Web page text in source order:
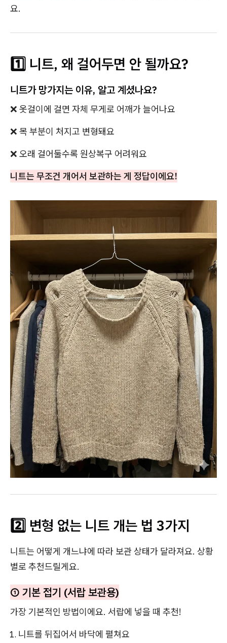
요.
1️⃣ 니트, 왜 걸어두면 안 될까요?
니트가 망가지는 이유, 알고 계셨나요?
❌ 옷걸이에 걸면 자체 무게로 어깨가 늘어나요
❌ 목 부분이 처지고 변형돼요
❌ 오래 걸어둘수록 원상복구 어려워요
니트는 무조건 개어서 보관하는 게 정답이에요!
2️⃣ 변형 없는 니트 개는 법 3가지
니트는 어떻게 개느냐에 따라 보관 상태가 달라져요. 상황
별로 추천드릴게요.
① 기본 접기 (서랍 보관용)
가장 기본적인 방법이에요. 서랍에 넣을 때 추천!
니트를 뒤집어서 바닥에 펼쳐요